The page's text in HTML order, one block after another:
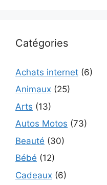
Catégories
Achats internet (6)
Animaux (25)
Arts (13)
Autos Motos (73)
Beauté (30)
Bébé (12)
Cadeaux (6)